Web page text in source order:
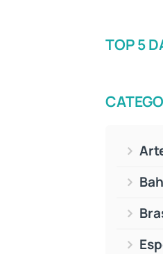
TOP 5